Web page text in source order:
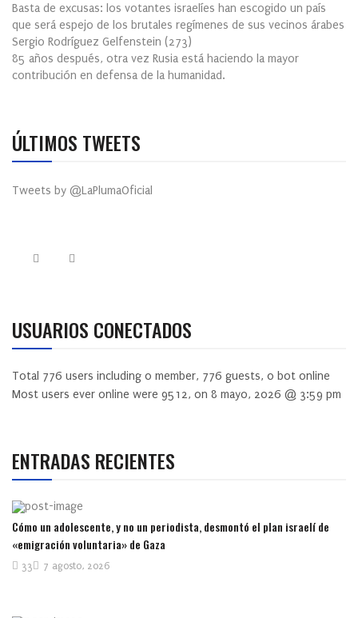
Basta de excusas: los votantes israelíes han escogido un país
que será espejo de los brutales regímenes de sus vecinos árabes
Sergio Rodríguez Gelfenstein (273)
85 años después, otra vez Rusia está haciendo la mayor
contribución en defensa de la humanidad.
ÚLTIMOS TWEETS
Tweets by @LaPlumaOficial
USUARIOS CONECTADOS
Total 776 users including 0 member, 776 guests, 0 bot online
Most users ever online were 9512, on 8 mayo, 2026 @ 3:59 pm
ENTRADAS RECIENTES
Cómo un adolescente, y no un periodista, desmontó el plan israelí de
«emigración voluntaria» de Gaza
7 agosto, 2026
33